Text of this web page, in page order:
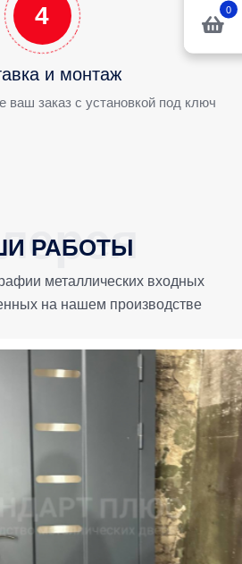
0
4
и монтаж
ваш заказ с установкой под ключ
РАБОТЫ
металлических входных
на нашем производстве